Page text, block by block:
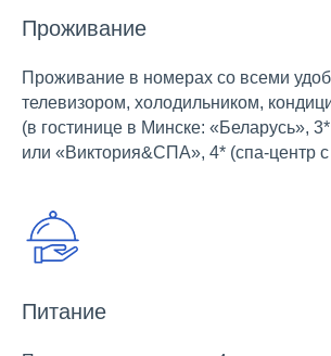
Проживание
Проживание в номерах со всеми
телевизором, холодильником,
(в гостинице в Минске: «Беларусь»,
или «Виктория&СПА», 4* (спа-центр
Питание